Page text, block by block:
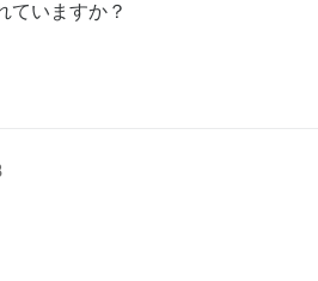
ていますか？